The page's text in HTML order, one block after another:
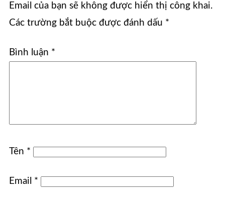
Email của bạn sẽ không được hiển thị công khai.
Các trường bắt buộc được đánh dấu *
Bình luận *
Tên *
Email *